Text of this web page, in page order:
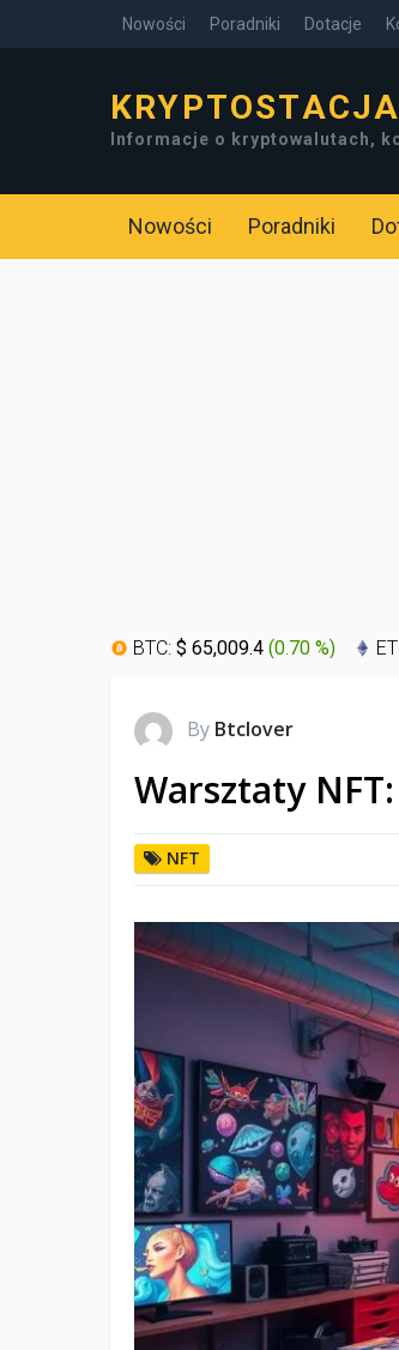
Nowości Poradniki Dotacje
KRYPTOSTACJA
Informacje o kryptowalutach,
Nowości Poradniki
BTC: $ 65,009.4 (0.70 %)
By Btclover
Warsztaty
NFT